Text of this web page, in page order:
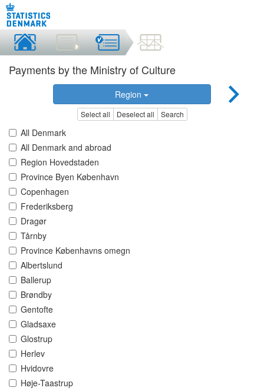
Payments by the Ministry of Culture
Region
Select all Deselect all Search
All Denmark
All Denmark and abroad
Region Hovedstaden
Province Byen København
Copenhagen
Frederiksberg
Dragør
Tårnby
Province Københavns omegn
Albertslund
Ballerup
Brøndby
Gentofte
Gladsaxe
Glostrup
Herlev
Hvidovre
Høje-Taastrup